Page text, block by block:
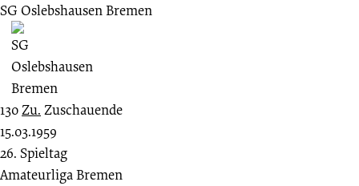
SG Oslebshausen Bremen
130Zu. Zuschauende
15.03.1959
26. Spieltag
Amateurliga Bremen